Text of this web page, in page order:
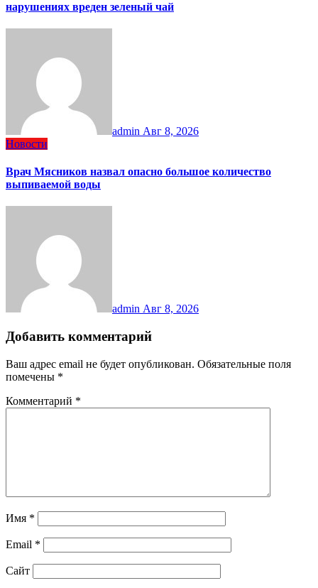
нарушениях вреден зеленый чай
admin Авг 8, 2026
Новости
Врач Мясников назвал опасно большое количество
выпиваемой воды
admin Авг 8, 2026
Добавить комментарий
Ваш адрес email не будет опубликован. Обязательные поля
помечены *
Комментарий *
Имя *
Email *
Сайт